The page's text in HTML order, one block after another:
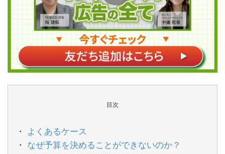
目次
よくあるケース
なぜ予算を決めることができないのか？